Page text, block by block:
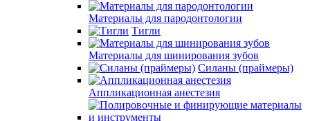
Материалы для пародонтологии
Тигли
Материалы для шинирования зубов
Силаны (праймеры)
Аппликационная анестезия